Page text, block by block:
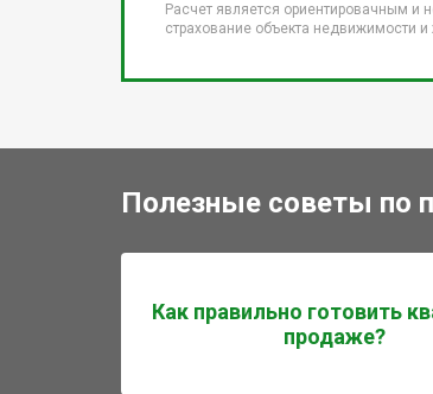
Расчет является ориентировачным и
страхование объекта недвижимости
Полезные советы по
Как правильно готовить
продаже?